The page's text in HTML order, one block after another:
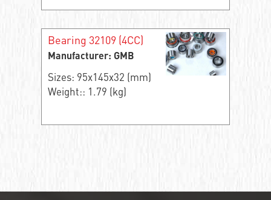
Bearing 32109 (4CC)
Manufacturer: GMB
Sizes: 95x145x32 (mm)
Weight:: 1.79 (kg)